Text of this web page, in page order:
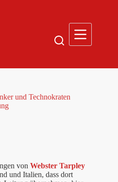
und Technokraten
von Webster Tarpley
und Italien, dass dort